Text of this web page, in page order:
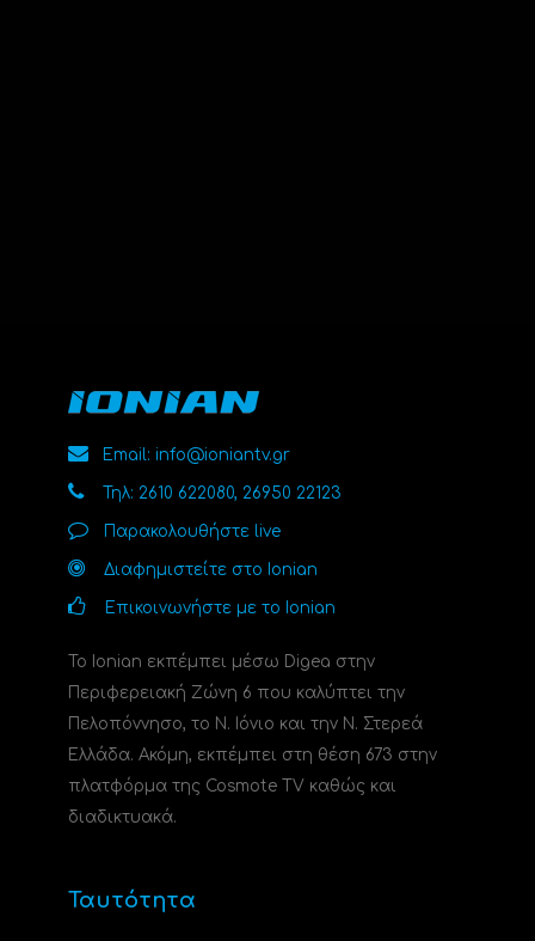
Email: info@ioniantv.gr
Τηλ: 2610 622080, 26950 22123
Παρακολουθήστε live
Διαφημιστείτε στο Ionian
Επικοινωνήστε με το Ionian
Το Ionian εκπέμπει μέσω Digea στην
Περιφερειακή Ζώνη 6 που καλύπτει την
Πελοπόννησο, το N. Ιόνιο και την Ν. Στερεά
Ελλάδα. Ακόμη, εκπέμπει στη θέση 673 στην
πλατφόρμα της Cosmote TV καθώς και
διαδικτυακά.
Ταυτότητα